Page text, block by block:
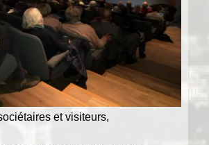
et visiteurs,